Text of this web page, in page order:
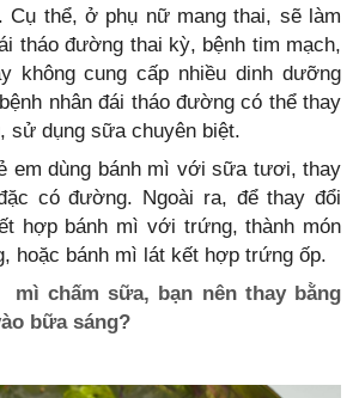
Cụ thể, ở phụ nữ mang thai, sẽ làm
tháo đường thai kỳ, bệnh tim mạch,
không cung cấp nhiều dinh dưỡng
nhân đái tháo đường có thể thay
sử dụng sữa chuyên biệt.
em dùng bánh mì với sữa tươi, thay
có đường. Ngoài ra, để thay đổi
hợp bánh mì với trứng, thành món
hoặc bánh mì lát kết hợp trứng ốp.
mì chấm sữa, bạn nên thay bằng
bữa sáng?